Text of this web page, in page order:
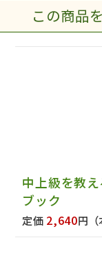
この商品
中上級を教
ブック
定価 2,640円